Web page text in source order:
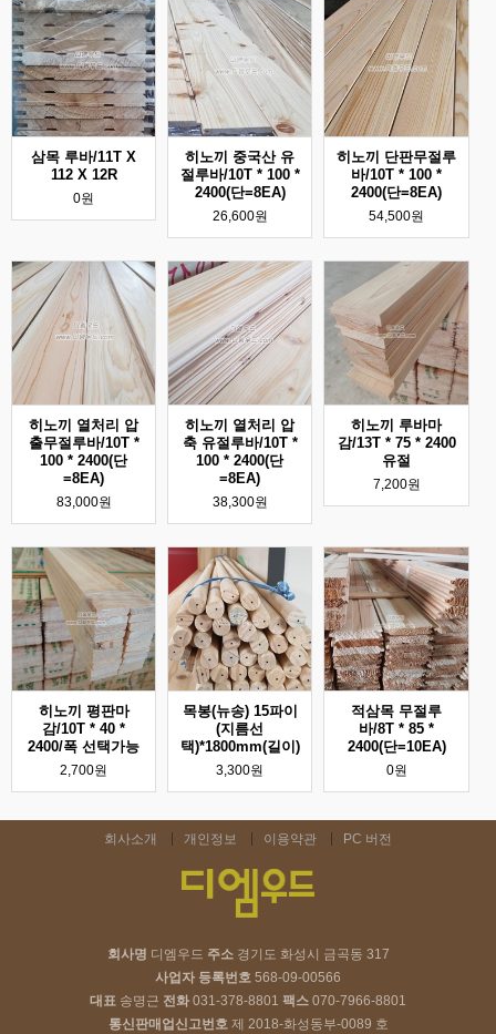
삼목 루바/11T X
112 X 12R
0원
히노끼 중국산 유
절루바/10T * 100 *
2400(단=8EA)
26,600원
히노끼 단판무절루
바/10T * 100 *
2400(단=8EA)
54,500원
히노끼 열처리 압
출무절루바/10T *
100 * 2400(단
=8EA)
83,000원
히노끼 열처리 압
축 유절루바/10T *
100 * 2400(단
=8EA)
38,300원
히노끼 루바마
감/13T * 75 * 2400
유절
7,200원
히노끼 평판마
감/10T * 40 *
2400/폭 선택가능
2,700원
목봉(뉴송) 15파이
(지름선
택)*1800mm(길이)
3,300원
적삼목 무절루
바/8T * 85 *
2400(단=10EA)
0원
회사소개 개인정보 이용약관 PC 버전
회사명 디엠우드 주소경기도 화성시 금곡동 317
사업자 등록번호 568-09-00566
대표 송명근 전화 031-378-8801 팩스 070-7966-8801
통신판매업신고번호제 2018-화성동부-0089 호